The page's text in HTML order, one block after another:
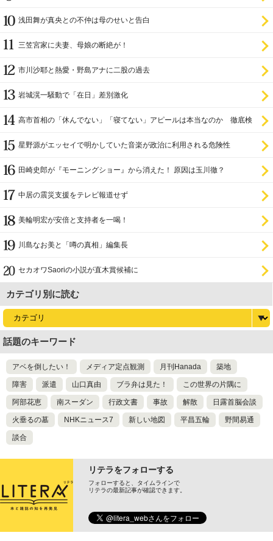
浅田舞が真央との不仲は母のせいと告白
三笠宮家に夫妻、母娘の断絶が！
市川沙耶と熱愛・野島アナに二股の過去
岩城滉一騒動で「在日」差別激化
高市首相の「休んでない」「寝てない」アピールは本当なのか 徹底検
星野源がエッセイで明かしていた音楽が政治に利用される危険性
田崎史郎が『モーニングショー』から消えた！ 原因は玉川徹？
中居の震災支援をテレビ報道せず
美輪明宏が安倍と支持者を一喝！
川島なお美と「噂の真相」編集長
セカオワSaoriの小説が直木賞候補に
カテゴリ別に読む
話題のキーワード
アベを倒したい！ メディア定点観測 月刊Hanada 築地
障害 派遣 山口真由 ブラ弁は見た！ この世界の片隅に
阿部花恵 南スーダン 行政文書 事故 解散 日露首脳会談
火垂るの墓 NHKニュース7 新しい地図 平昌五輪 野間易通
談合
リテラをフォローする
フォローすると、タイムラインで
リテラの最新記事が確認できます。